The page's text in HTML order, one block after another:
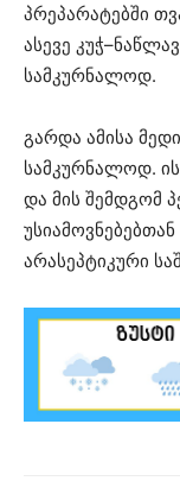
პრეპარატებში
ასევე
სამკურნალოდ.
გარდა ამისა
სამკურნალოდ.
და მის შემდგომ
არასეპტიკური